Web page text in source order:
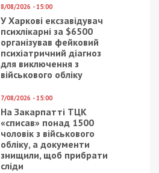
8/08/2026 - 15:00
У Харкові ексзавідувач
психлікарні за $6500
організував фейковий
психіатричний діагноз
для виключення з
військового обліку
7/08/2026 - 15:00
На Закарпатті ТЦК
«списав» понад 1500
чоловік з військового
обліку, а документи
знищили, щоб прибрати
сліди